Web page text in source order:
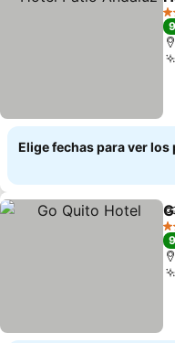
4
Elige fechas para ver
5